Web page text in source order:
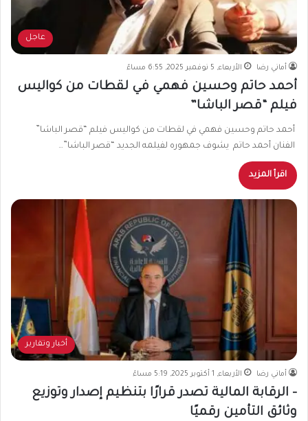
عاجل
أماني رضا الأربعاء, 5 نوفمبر 2025, 6:55 مساءً
أحمد حاتم وحسين فهمي في لقطات من كواليس
فيلم “قصر الباشا”
أحمد حاتم وحسين فهمي في لقطات من كواليس فيلم “قصر الباشا”
الفنان أحمد حاتم يشوف جمهوره لفيلمه الجديد “قصر الباشا”…
اقرأ المزيد
أخبار وتقارير
أماني رضا الأربعاء, 1 أكتوبر 2025, 5:19 مساءً
– الرقابة المالية تصدر قرارًا بتنظيم إصدار وتوزيع
وثائق التأمين رقميًا